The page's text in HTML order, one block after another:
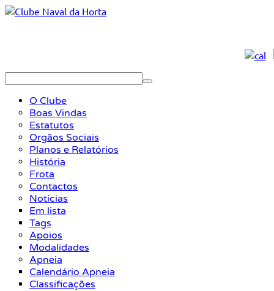
O Clube
Boas Vindas
Estatutos
Orgãos Sociais
Planos e Relatórios
História
Frota
Contactos
Notícias
Em lista
Tags
Apoios
Modalidades
Apneia
Calendário Apneia
Classificações